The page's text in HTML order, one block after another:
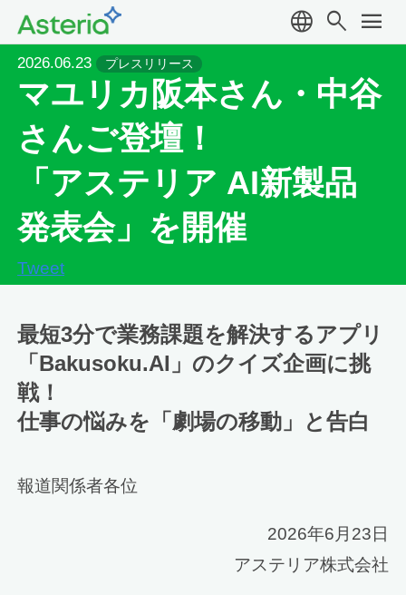
language search menu
2026.06.23 プレスリリース
マユリカ阪本さん・中谷
さんご登壇！
「アステリア AI新製品
発表会」を開催
Tweet
最短3分で業務課題を解決するアプリ
「Bakusoku.AI」のクイズ企画に挑
戦！
仕事の悩みを「劇場の移動」と告白
報道関係者各位
2026年6月23日
アステリア株式会社